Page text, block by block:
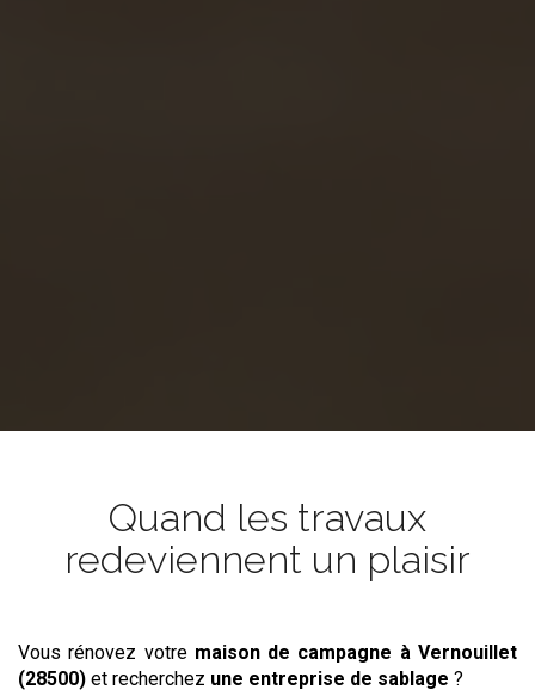
Quand les travaux
redeviennent un plaisir
Vous rénovez votre maison de campagne à Vernouillet
(28500) et recherchez une entreprise de sablage ?